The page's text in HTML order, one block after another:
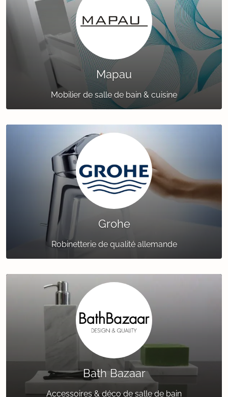
Mapau
Mobilier de salle de bain & cuisine
Grohe
Robinetterie de qualité allemande
Bath Bazaar
Accessoires & déco de salle de bain